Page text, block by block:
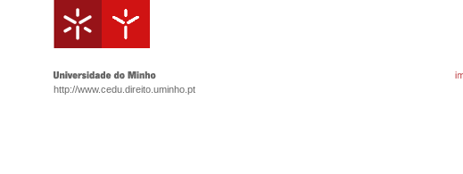
http://www.cedu.direito.uminho.pt